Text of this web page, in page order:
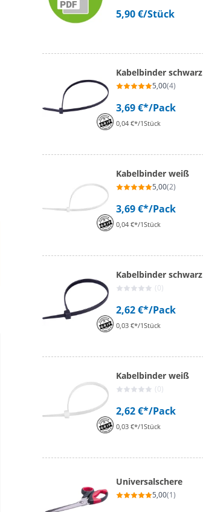
5,90 €/Stück
Kabelbinder schwarz
5,00(4)
3,69 €*/Pack
0,04 €*/1Stück
Kabelbinder weiß
5,00(2)
3,69 €*/Pack
0,04 €*/1Stück
Kabelbinder schwarz
(0)
2,62 €*/Pack
0,03 €*/1Stück
Kabelbinder weiß
(0)
2,62 €*/Pack
0,03 €*/1Stück
Universalschere
5,00(1)